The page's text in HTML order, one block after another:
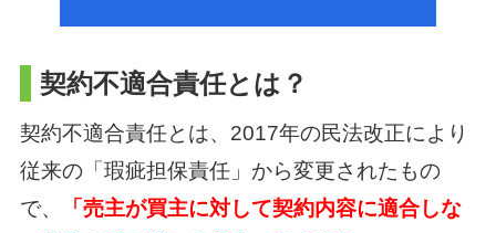
契約不適合責任とは？
契約不適合責任とは、2017年の民法改正により
従来の「瑕疵担保責任」から変更されたもの
で、
「売主が買主に対して契約内容に適合しな